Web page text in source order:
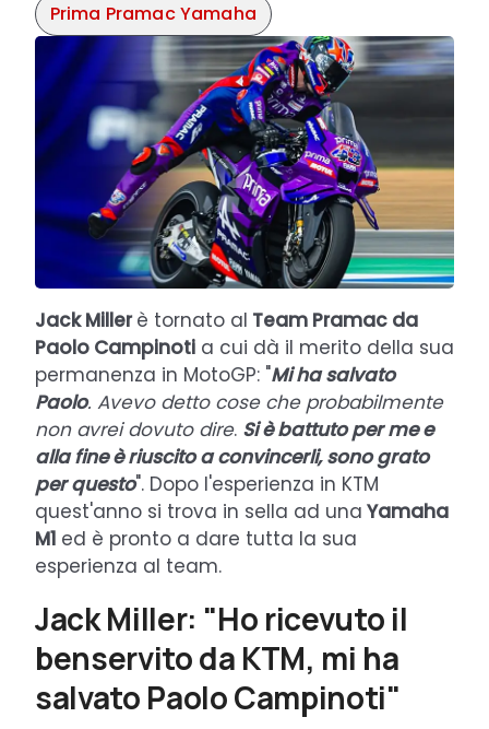
Prima Pramac Yamaha
Jack Millerè tornato al Team Pramac da
Paolo Campinoti a cui dà il merito della sua
permanenza in MotoGP: "Mi ha salvato
Paolo. Avevo detto cose che probabilmente
non avrei dovuto dire. Si è battuto per me e
alla fine è riuscito a convincerli, sono grato
per questo". Dopo l'esperienza in KTM
quest'anno si trova in sella ad una Yamaha
M1 ed è pronto a dare tutta la sua
esperienza al team.
Jack Miller: "Ho ricevuto il
benservito da KTM, mi ha
salvato Paolo Campinoti"